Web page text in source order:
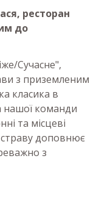
ресторан
до
Сучасне",
з приземленим
класика в
нашої команди
та місцеві
доповнює
з